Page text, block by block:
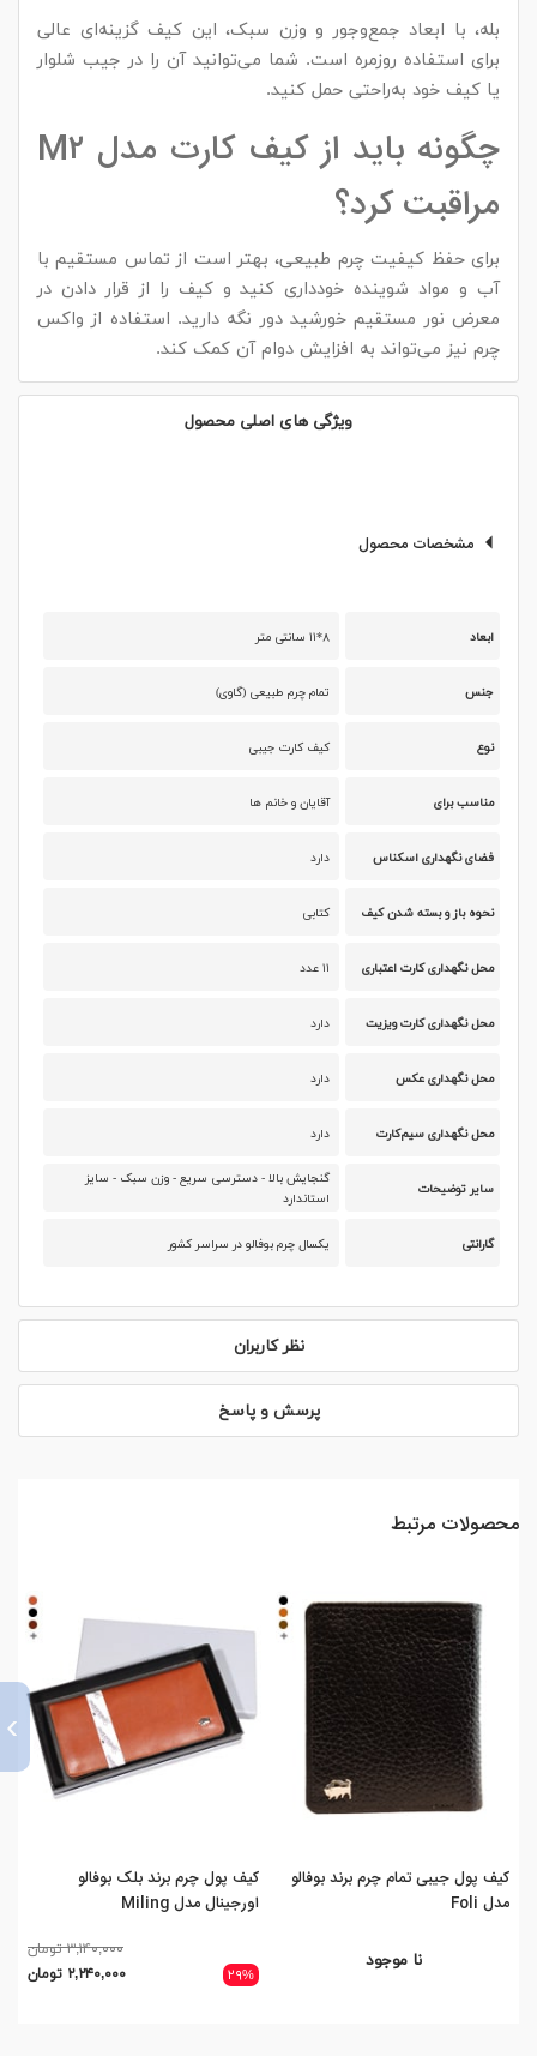
بله، با ابعاد جمع‌وجور و وزن سبک، این کیف گزینه‌ای عالی
برای استفاده روزمره است. شما می‌توانید آن را در جیب شلوار
یا کیف خود به‌راحتی حمل کنید.
چگونه باید از کیف کارت مدل M۲
مراقبت کرد؟
برای حفظ کیفیت چرم طبیعی، بهتر است از تماس مستقیم با
آب و مواد شوینده خودداری کنید و کیف را از قرار دادن در
معرض نور مستقیم خورشید دور نگه دارید. استفاده از واکس
چرم نیز می‌تواند به افزایش دوام آن کمک کند.
ویژگی های اصلی محصول
مشخصات محصول
ابعاد ۸*۱۱ سانتی متر
جنس تمام چرم طبیعی (گاوی)
نوع کیف کارت جیبی
مناسب برای آقایان و خانم ها
فضای نگهداری اسکناس دارد
نحوه باز و بسته شدن کیف کتابی
محل نگهداری کارت اعتباری
محل نگهداری کارت ویزیت دارد
محل نگهداری عکس دارد
محل نگهداری سیم‌کارت دارد
سایر توضیحات
گنجایش بالا - دسترسی سریع - وزن سبک - سایز
استاندارد
گارانتی یکسال چرم بوفالو در سراسر کشور
نظر کاربران
پرسش و پاسخ
محصولات مرتبط
کیف پول جیبی تمام چرم برند بوفالو
مدل Foli
نا موجود
کیف پول چرم برند بلک بوفالو
اورجینال مدل Miling
۲۹%
۳,۱۴۰,۰۰۰ تومان
۲,۲۴۰,۰۰۰ تومان
›